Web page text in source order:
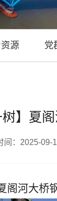
源 党
树】夏
间：2025-09-
河大桥